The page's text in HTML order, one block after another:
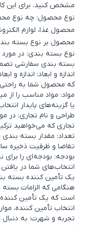
مشخص کنید. برای این
نوع محصول: چه نوع
محصول غذا، لوازم
محصول بر نوع بسته
نوع بسته بندی: در
بسته بندی سفارشی
اندازه و ابعاد: اندازه
که محصول شما به راحتی
مواد: مواد مناسب را از
یا گزینه‌های پایدار
طراحی و نام تجاری: در
تجاری که می‌خواهید
تعداد: مقدار بسته بندی
تقاضا و ظرفیت ذخیره
بودجه: بودجه‌ای را
انتخاب‌های شما در
یک تأمین کننده بسته
هنگامی که الزامات
است که یک تأمین کننده
انتخاب تأمین کننده،
تجربه و شهرت: به دنبال